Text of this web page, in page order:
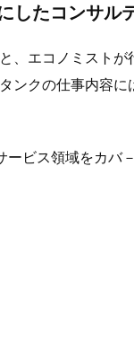
したコンサル
、エコノミスト
ンクの仕事内容
ビス領域をカバ